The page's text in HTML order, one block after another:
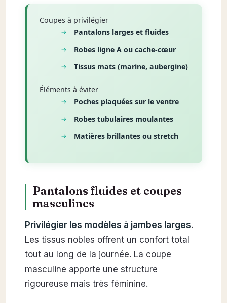
Coupes à privilégier
Pantalons larges et fluides
Robes ligne A ou cache-cœur
Tissus mats (marine, aubergine)
Éléments à éviter
Poches plaquées sur le ventre
Robes tubulaires moulantes
Matières brillantes ou stretch
Pantalons fluides et coupes
masculines
Privilégier les modèles à jambes larges.
Les tissus nobles offrent un confort total
tout au long de la journée. La coupe
masculine apporte une structure
rigoureuse mais très féminine.